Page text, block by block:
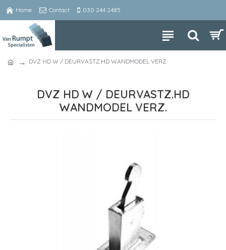
Home Contact 030 244 2485
DVZ HD W / DEURVASTZ.HD WANDMODEL VERZ.
DVZ HD W / DEURVASTZ.HD
WANDMODEL VERZ.